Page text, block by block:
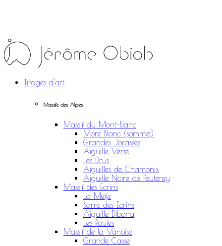
Tirages d’art
Massifs des Alpes
Massif du Mont-Blanc
Mont Blanc (sommet)
Grandes Jorasses
Aiguille Verte
Les Drus
Aiguilles de Chamonix
Aiguille Noire de Peuterey
Massif des Ecrins
La Meije
Barre des Ecrins
Aiguille Dibona
Les Rouies
Massif de la Vanoise
Grande Casse